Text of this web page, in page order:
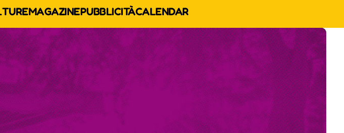
MAGAZINEPUBBLICITÀCALENDAR